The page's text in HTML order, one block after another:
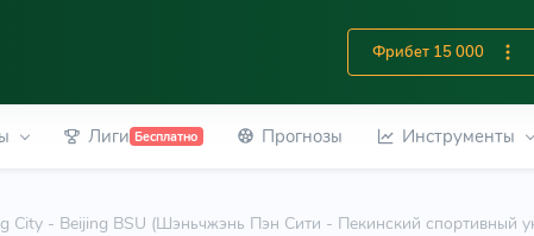
Фрибет 15 000
Лиги Бесплатно Прогнозы Инструменты
City - Beijing BSU (Шэньчжэнь Пэн Сити - Пекинский спортивный